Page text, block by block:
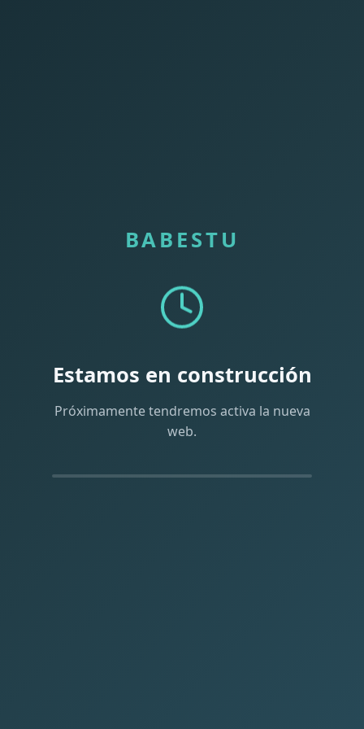
BABESTU
Estamos en construcción
Próximamente tendremos activa la nueva
web.